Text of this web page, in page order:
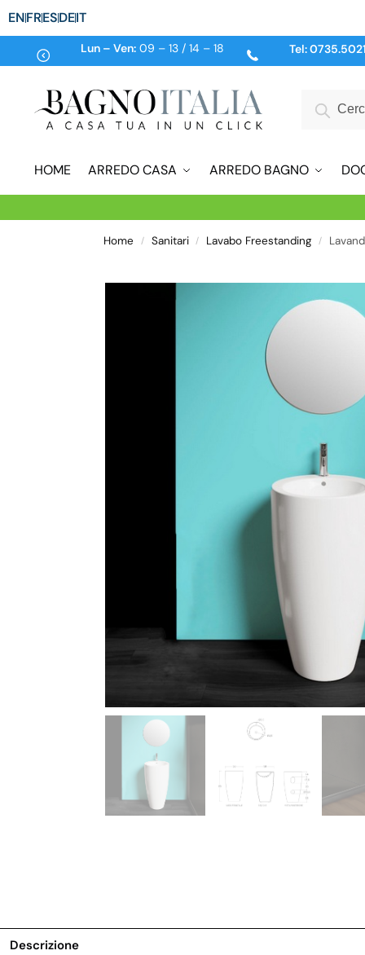
ENFRESDEIT
Lun – Ven:09 – 13 / 14 – 18 Tel:
HOME ARREDO CASA ARREDO BAGNO
Home / Sanitari / Lavabo Freestanding /
Descrizione